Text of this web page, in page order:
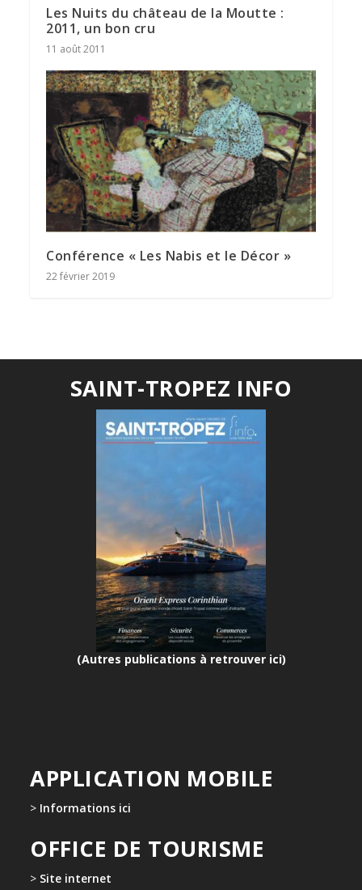
Les Nuits du château de la Moutte :
2011, un bon cru
11 août 2011
Conférence « Les Nabis et le Décor »
22 février 2019
SAINT-TROPEZ INFO
(Autres publications à retrouver ici)
APPLICATION MOBILE
> Informations ici
OFFICE DE TOURISME
> Site internet